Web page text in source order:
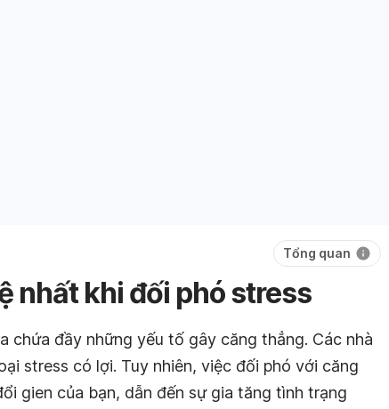
Tổng quan
nhất khi đối phó stress
chứa đầy những yếu tố gây căng thẳng. Các nhà
stress có lợi. Tuy nhiên, việc đối phó với căng
gien của bạn, dẫn đến sự gia tăng tình trạng